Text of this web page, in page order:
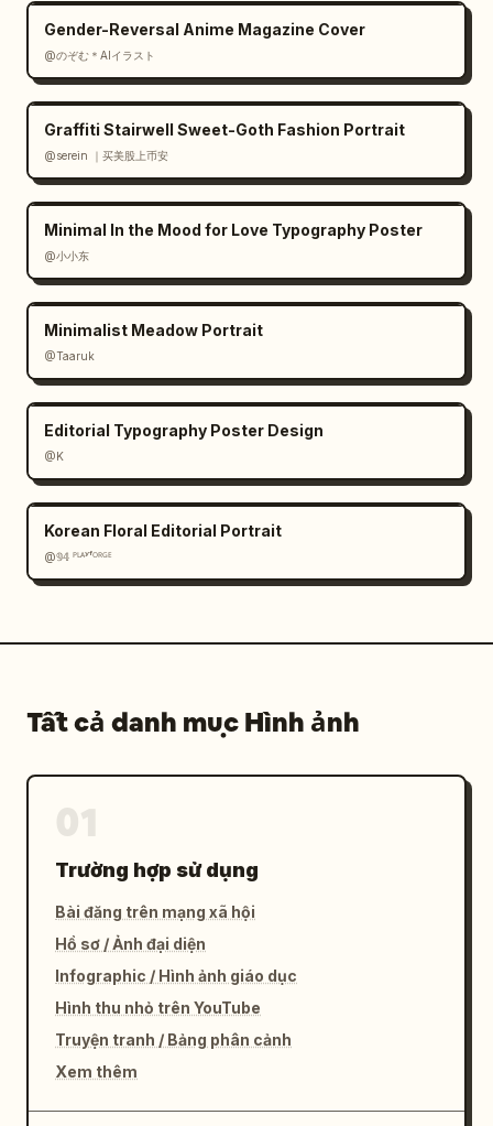
Gender-Reversal Anime Magazine Cover
@のぞむ＊AIイラスト
Graffiti Stairwell Sweet-Goth Fashion Portrait
@serein ｜买美股上币安
Minimal In the Mood for Love Typography Poster
@小小东
Minimalist Meadow Portrait
@Taaruk
Editorial Typography Poster Design
@K
Korean Floral Editorial Portrait
@𝟡𝟜 ᴾᴸᴬʸᶠᴼᴿᴳᴱ
Tất cả danh mục Hình ảnh
Trường hợp sử dụng
Bài đăng trên mạng xã hội
Hồ sơ / Ảnh đại diện
Infographic / Hình ảnh giáo dục
Hình thu nhỏ trên YouTube
Truyện tranh / Bảng phân cảnh
Xem thêm